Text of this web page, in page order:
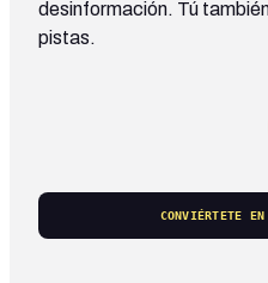
desinformación. Tú
pistas.
CONVIÉRTETE